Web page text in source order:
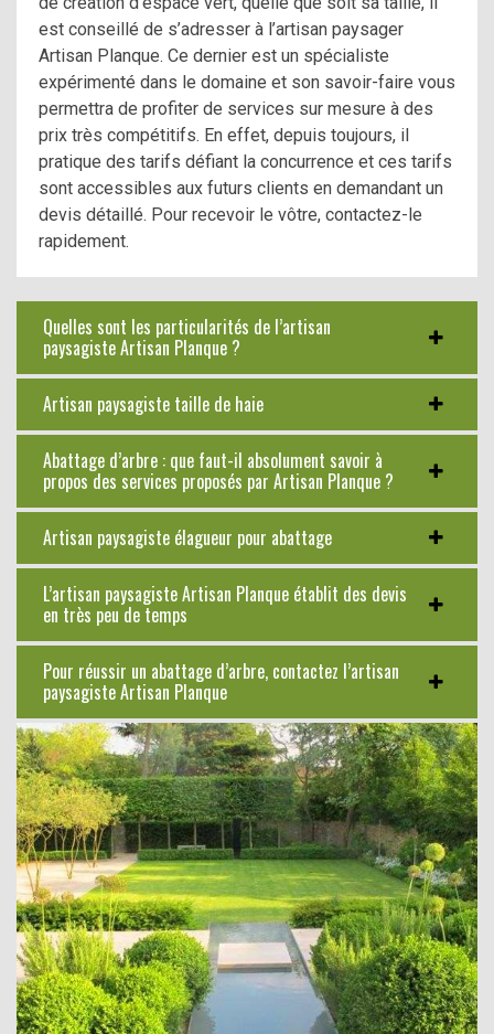
est conseillé de s’adresser à l’artisan paysager
Artisan Planque. Ce dernier est un spécialiste
expérimenté dans le domaine et son savoir-faire vous
permettra de profiter de services sur mesure à des
prix très compétitifs. En effet, depuis toujours, il
pratique des tarifs défiant la concurrence et ces tarifs
sont accessibles aux futurs clients en demandant un
devis détaillé. Pour recevoir le vôtre, contactez-le
rapidement.
Quelles sont les particularités de l’artisan
paysagiste Artisan Planque ?
Artisan paysagiste taille de haie
Abattage d’arbre : que faut-il absolument savoir à
propos des services proposés par Artisan Planque ?
Artisan paysagiste élagueur pour abattage
L’artisan paysagiste Artisan Planque établit des devis
en très peu de temps
Pour réussir un abattage d’arbre, contactez l’artisan
paysagiste Artisan Planque